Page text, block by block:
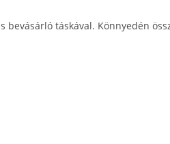
bevásárló táskával. Könnyedén